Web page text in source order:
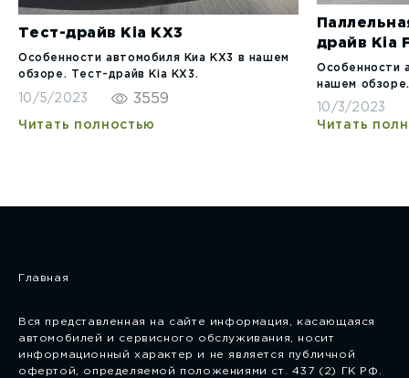
Тест-драйв Kia KX3
Особенности автомобиля Киа КХ3 в нашем
обзоре. Тест-драйв Kia KX3.
10/5/2023 3559
Читать полностью
драйв Kia
Особенности
нашем
10/3/2023
Читать
Главная
Вся представленная на сайте информация, касающаяся
автомобилей и сервисного обслуживания, носит
информационный характер и не является публичной
офертой, определяемой положениями ст. 437 (2) ГК РФ.